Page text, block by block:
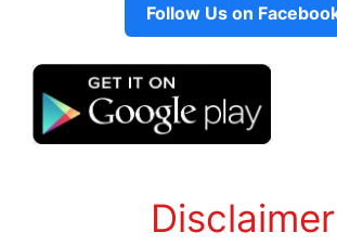
Follow Us on
Disclaimer